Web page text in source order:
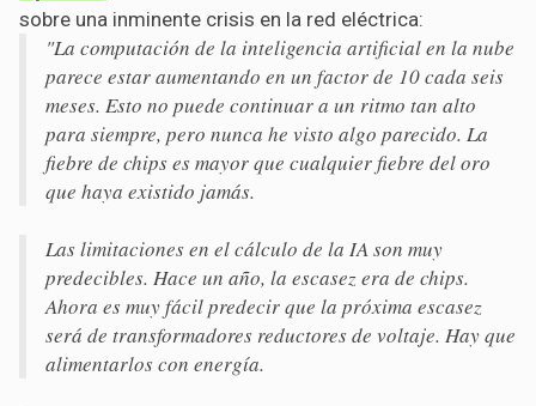
sobre una inminente crisis en la red eléctrica:
"La computación de la inteligencia artificial en la nube
parece estar aumentando en un factor de 10 cada seis
meses. Esto no puede continuar a un ritmo tan alto
para siempre, pero nunca he visto algo parecido. La
fiebre de chips es mayor que cualquier fiebre del oro
que haya existido jamás.
Las limitaciones en el cálculo de la IA son muy
predecibles. Hace un año, la escasez era de chips.
Ahora es muy fácil predecir que la próxima escasez
será de transformadores reductores de voltaje. Hay que
alimentarlos con energía.